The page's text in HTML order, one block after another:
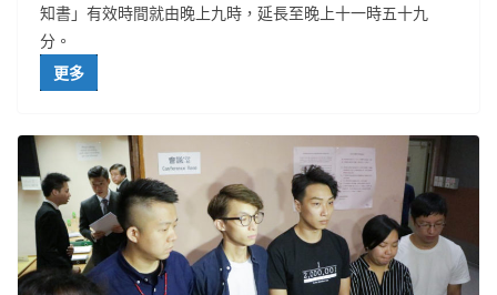
知書」有效時間就由晚上九時，延長至晚上十一時五十九
分。
更多